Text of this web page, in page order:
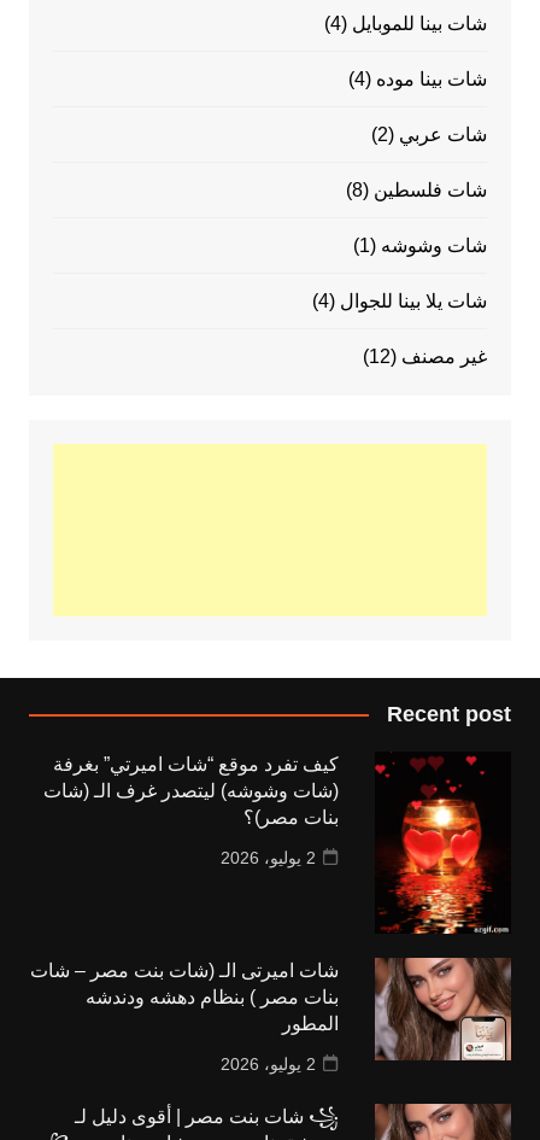
شات بينا للموبايل (4)
شات بينا موده (4)
شات عربي (2)
شات فلسطين (8)
شات وشوشه (1)
شات يلا بينا للجوال (4)
غير مصنف (12)
Recent post
كيف تفرد موقع “شات اميرتي” بغرفة
(شات وشوشه) ليتصدر غرف الـ (شات
بنات مصر)؟
2 يوليو، 2026
شات اميرتى الـ (شات بنت مصر – شات
بنات مصر ) بنظام دهشه ودندشه
المطور
2 يوليو، 2026
꧁ شات بنت مصر | أقوى دليل لـ